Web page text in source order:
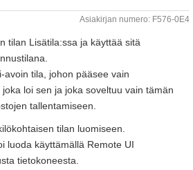
Asiakirjan numero: F576-0E4
tilan Lisätila:ssa ja käyttää sitä
avoin tila, johon pääsee vain
loi sen ja joka soveltuu vain tämän
tallentamiseen.
tilan luomiseen.
luoda käyttämällä Remote UI
tietokoneesta.